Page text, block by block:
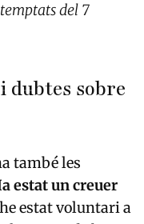
del 7
sobre
també les
estat un creuer
he estat voluntari a